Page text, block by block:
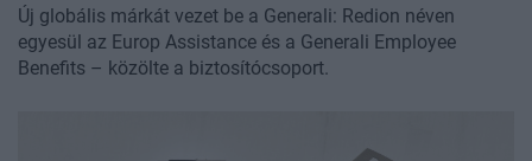
Új globális márkát vezet be a Generali: Redion néven
egyesül az Europ Assistance és a Generali Employee
Benefits – közölte a biztosítócsoport.